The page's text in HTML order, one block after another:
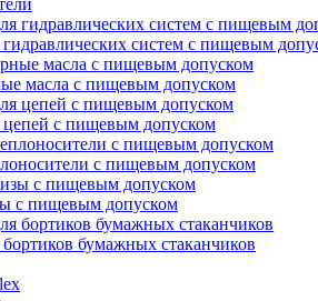
систем с пищевым
масла с пищевым допуском
цепей с пищевым допуском
с пищевым допуском
с пищевым допуском
бумажных стаканчиков